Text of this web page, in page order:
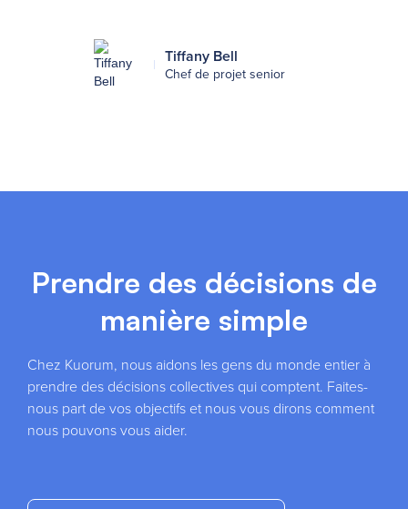
Tiffany Bell
Chef de projet senior
Prendre des décisions de
manière simple
Chez Kuorum, nous aidons les gens du monde entier à
prendre des décisions collectives qui comptent. Faites-
nous part de vos objectifs et nous vous dirons comment
nous pouvons vous aider.